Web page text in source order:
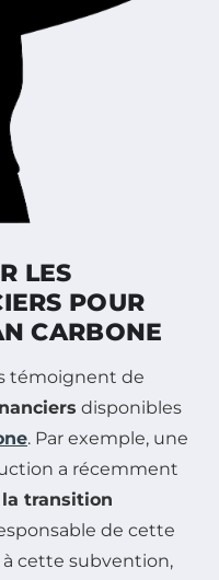
LES
POUR
CARBONE
témoignent de
disponibles
. Par exemple, une
a récemment
transition
de cette
à cette subvention,